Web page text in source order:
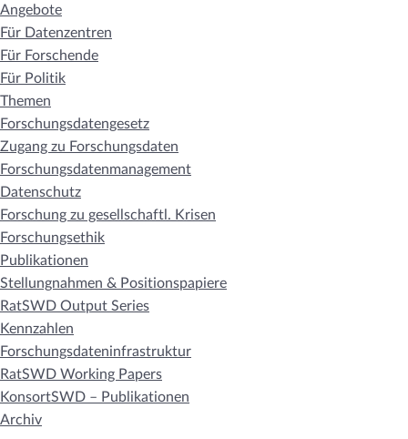
Angebote
Für Datenzentren
Für Forschende
Für Politik
Themen
Forschungsdatengesetz
Zugang zu Forschungsdaten
Forschungsdatenmanagement
Datenschutz
Forschung zu gesellschaftl. Krisen
Forschungsethik
Publikationen
Stellungnahmen & Positionspapiere
RatSWD Output Series
Kennzahlen
Forschungsdateninfrastruktur
RatSWD Working Papers
KonsortSWD – Publikationen
Archiv